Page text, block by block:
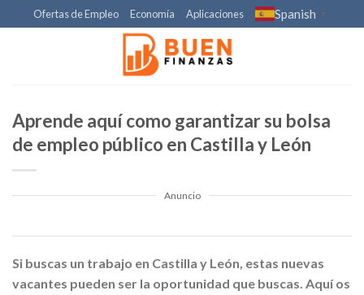
to
Ofertas de Empleo Economía Aplicaciones Spanish ▼
Aprende aquí como garantizar su bolsa
de empleo público en Castilla y León
Anuncio
Si buscas un trabajo en Castilla y León, estas nuevas
vacantes pueden ser la oportunidad que buscas. Aquí os